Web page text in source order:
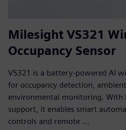
Milesight VS321
Occupancy Sensor
VS321 is a battery-powered AI
for occupancy detection,
environmental monitoring. With
support, it enables smart
controls and remote ...